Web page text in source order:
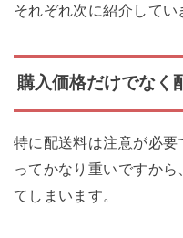
それぞれ次に紹介してい
購入価格だけでなく
特に配送料は注意が必
ってかなり重いですか
てしまいます。